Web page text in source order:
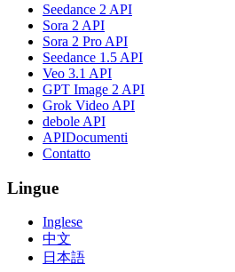
Seedance 2 API
Sora 2 API
Sora 2 Pro API
Seedance 1.5 API
Veo 3.1 API
GPT Image 2 API
Grok Video API
debole API
APIDocumenti
Contatto
Lingue
Inglese
中文
日本語